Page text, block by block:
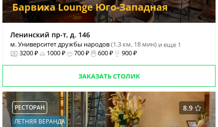
Барвиха Lounge Юго-Западная
Ленинский пр-т, д. 146
м. Университет дружбы народов(1.3 км, 18 мин) и еще 1
3200 ₽
1000 ₽ 700 ₽ 600 ₽ 900 ₽
ЗАКАЗАТЬ СТОЛИК
8.9
РЕСТОРАН
ЛЕТНЯЯ ВЕРАНДА